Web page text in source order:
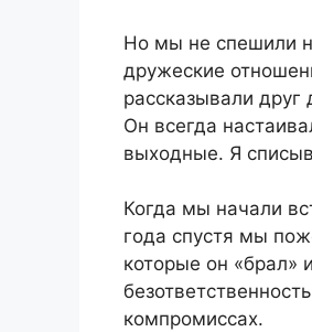
Но мы не спешили
дружеские
рассказывали
Он всегда
выходные. Я
Когда мы начали
года спустя мы
которые он «брал»
компромиссах.